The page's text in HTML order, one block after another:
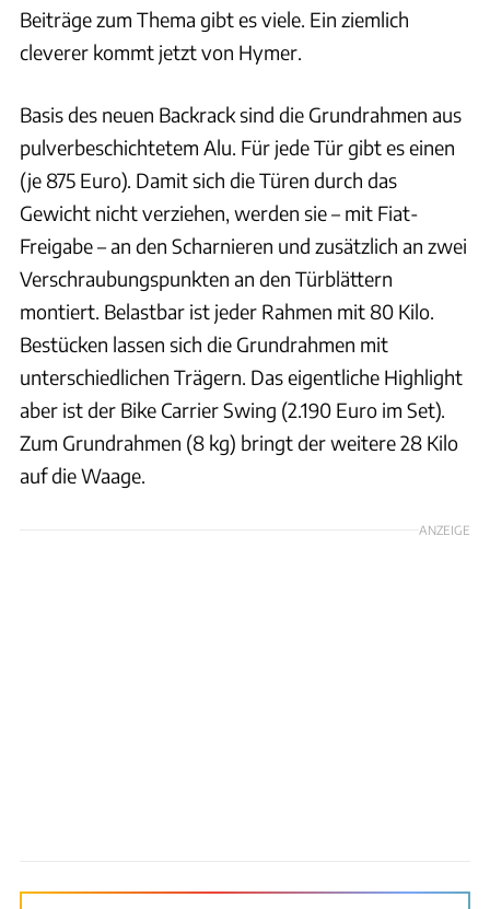
Beiträge zum Thema gibt es viele. Ein ziemlich
cleverer kommt jetzt von Hymer.
Basis des neuen Backrack sind die Grundrahmen aus
pulverbeschichtetem Alu. Für jede Tür gibt es einen
(je 875 Euro). Damit sich die Türen durch das
Gewicht nicht verziehen, werden sie – mit Fiat-
Freigabe – an den Scharnieren und zusätzlich an zwei
Verschraubungspunkten an den Türblättern
montiert. Belastbar ist jeder Rahmen mit 80 Kilo.
Bestücken lassen sich die Grundrahmen mit
unterschiedlichen Trägern. Das eigentliche Highlight
aber ist der Bike Carrier Swing (2.190 Euro im Set).
Zum Grundrahmen (8 kg) bringt der weitere 28 Kilo
auf die Waage.
ANZEIGE